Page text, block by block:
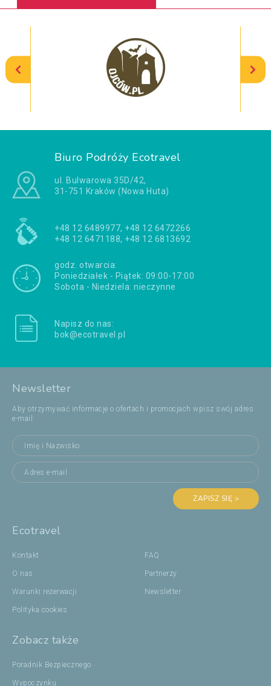
Biuro Podróży Ecotravel
ul. Bulwarowa 35D/42,
31-751 Kraków (Nowa Huta)
+48 12 6489977, +48 12 6472266
+48 12 6471188, +48 12 6813692
godz. otwarcia:
Poniedziałek - Piątek: 09:00-17:00
Sobota - Niedziela: nieczynne
Napisz do nas:
bok@ecotravel.pl
Newsletter
Aby otrzymywać informacje o ofertach i promocjach wpisz swój adres
e-mail:
ZAPISZ SIĘ >
Ecotravel
Kontakt
O nas
Warunki rezerwacji
Polityka cookies
FAQ
Partnerzy
Newsletter
Zobacz także
Poradnik Bezpiecznego
Wypoczynku